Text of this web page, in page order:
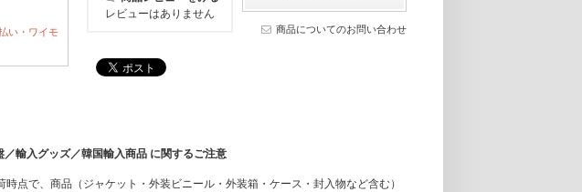
い・ワイモ
レビューはありません
商品についてのお問い合わせ
輸入グッズ／韓国輸入商品 に関するご注意
点で、商品（ジャケット・外装ビニール・外装箱・ケース・封入物など含む）